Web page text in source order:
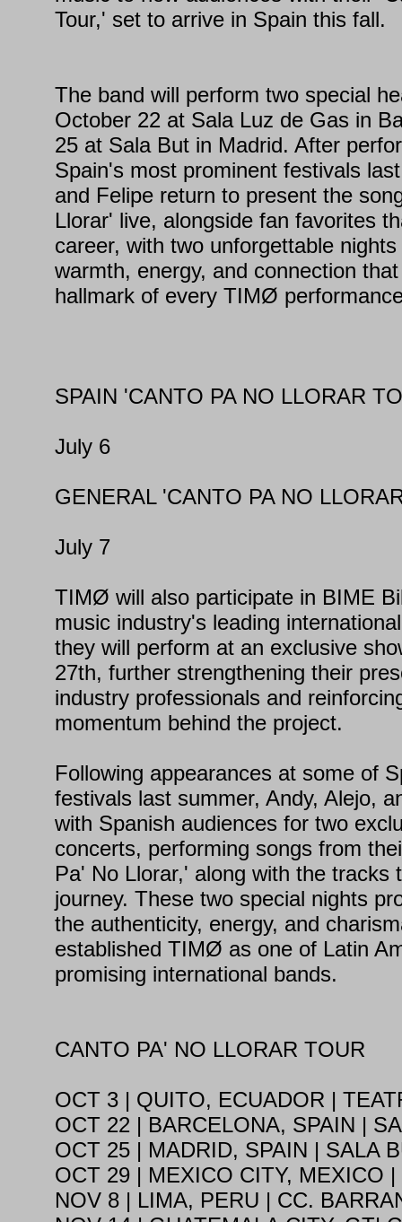
Tour,' set to arrive in Spain this fall.
The band will perform two special
October 22 at Sala Luz de Gas in
25 at Sala But in Madrid. After
Spain's most prominent festivals
and Felipe return to present the
Llorar' live, alongside fan favorites
career, with two unforgettable
warmth, energy, and connection
hallmark of every TIMØ
SPAIN 'CANTO PA NO LLORAR
July 6
GENERAL 'CANTO PA NO
July 7
TIMØ will also participate in BIME
music industry's leading
they will perform at an exclusive
27th, further strengthening their
industry professionals and
momentum behind the project.
Following appearances at some of
festivals last summer, Andy, Alejo,
with Spanish audiences for two
concerts, performing songs from
Pa' No Llorar,' along with the tracks
journey. These two special nights
the authenticity, energy, and
established TIMØ as one of Latin
promising international bands.
CANTO PA' NO LLORAR TOUR
OCT 3 | QUITO, ECUADOR |
OCT 22 | BARCELONA, SPAIN |
OCT 25 | MADRID, SPAIN | SALA
OCT 29 | MEXICO CITY, MEXICO
NOV 8 | LIMA, PERU | CC.